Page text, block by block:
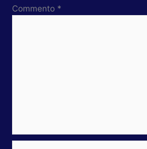
Commento *